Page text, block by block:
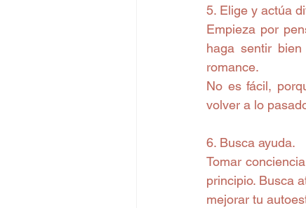
5. Elige y actúa
Empieza por
haga sentir
romance.
No es fácil,
volver a lo
6. Busca ayuda.
Tomar
principio. Busca
mejorar tu